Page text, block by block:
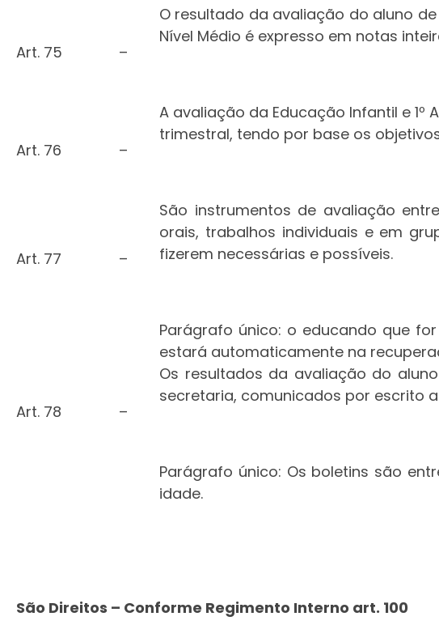
Art. 75 –
O resultado da avaliação do aluno de
Nível Médio é expresso em notas
Art. 76 –
A avaliação da Educação Infantil e 1º
trimestral, tendo por base os
Art. 77 –
São instrumentos de avaliação
orais, trabalhos individuais e em
fizerem necessárias e possíveis.
Parágrafo único: o educando que
estará automaticamente na
Art. 78 –
Os resultados da avaliação do
secretaria, comunicados por escrito
Parágrafo único: Os boletins são
idade.
São Direitos – Conforme Regimento Interno art. 100